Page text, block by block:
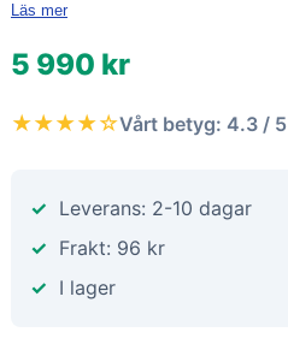
Läs mer
5 990 kr
★★★★☆Vårt betyg: 4.3 / 5
Leverans: 2-10 dagar
Frakt: 96 kr
I lager